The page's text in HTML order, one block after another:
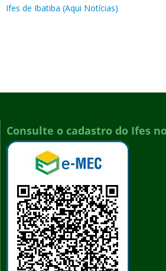
Ifes de Ibatiba (Aqui Notícias)
Consulte o cadastro do Ifes